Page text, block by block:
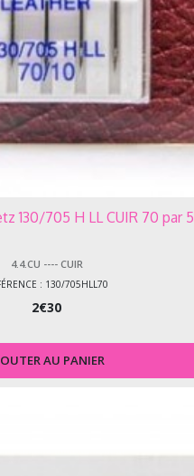
130/705 H LL CUIR 70 par 5
4.4.CU ---- CUIR
: 130/705HLL70
2€30
AU PANIER